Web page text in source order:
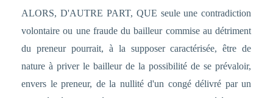
ALORS, D'AUTRE PART, QUE seule une contradiction
volontaire ou une fraude du bailleur commise au détriment
du preneur pourrait, à la supposer caractérisée, être de
nature à priver le bailleur de la possibilité de se prévaloir,
envers le preneur, de la nullité d'un congé délivré par un